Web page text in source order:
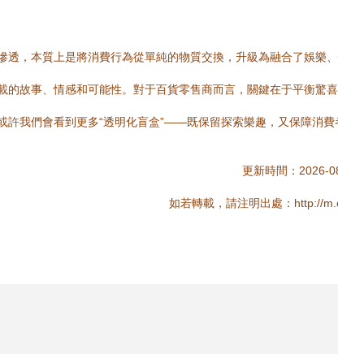
透，本質上是將消費行為從單純的物質交換，升級為融合了娛
的故事、情感和可能性。對于百貨零售商而言，關鍵在于平衡
許我們會看到更多“透明化盲盒”——既保留探索樂趣，又保障消
更新時間：2026-
如若轉載，請注明出處：http://